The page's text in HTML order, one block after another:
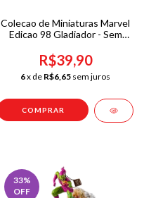
Colecao de Miniaturas Marvel
Edicao 98 Gladiador - Sem
R$39,90
6x de R$6,65 sem juros
33%
OFF